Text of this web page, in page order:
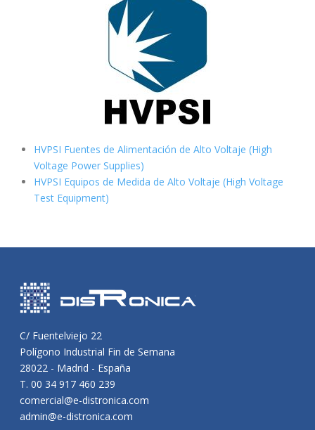
HVPSI Fuentes de Alimentación de Alto Voltaje (High
Voltage Power Supplies)
HVPSI Equipos de Medida de Alto Voltaje (High Voltage
Test Equipment)
C/ Fuentelviejo 22
Polígono Industrial Fin de Semana
28022 - Madrid - España
T. 00 34 917 460 239
comercial@e-distronica.com
admin@e-distronica.com